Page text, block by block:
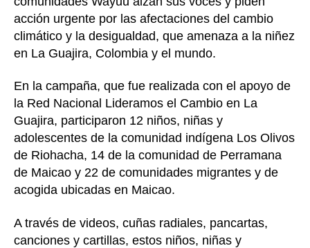
acción urgente por las afectaciones del cambio
climático y la desigualdad, que amenaza a la niñez
en La Guajira, Colombia y el mundo.
En la campaña, que fue realizada con el apoyo de
la Red Nacional Lideramos el Cambio en La
Guajira, participaron 12 niños, niñas y
adolescentes de la comunidad indígena Los Olivos
de Riohacha, 14 de la comunidad de Perramana
de Maicao y 22 de comunidades migrantes y de
acogida ubicadas en Maicao.
A través de videos, cuñas radiales, pancartas,
canciones y cartillas, estos niños, niñas y